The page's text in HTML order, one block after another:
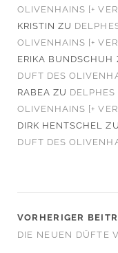
OLIVENHAINS [+
KRISTIN ZU
OLIVENHAINS [+
ERIKA BUNDSCHUH
DUFT DES
RABEA ZU DELPHES
OLIVENHAINS [+
DIRK HENTSCHEL
ZU
DUFT DES
VORHERIGER
DIE NEUEN DÜFTE